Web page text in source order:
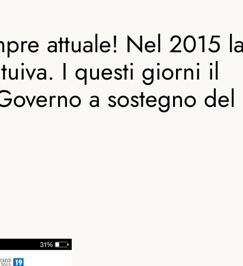
attuale! Nel 2015 la
I questi giorni il
a sostegno del